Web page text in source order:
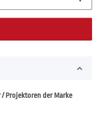
/ Projektoren der Marke